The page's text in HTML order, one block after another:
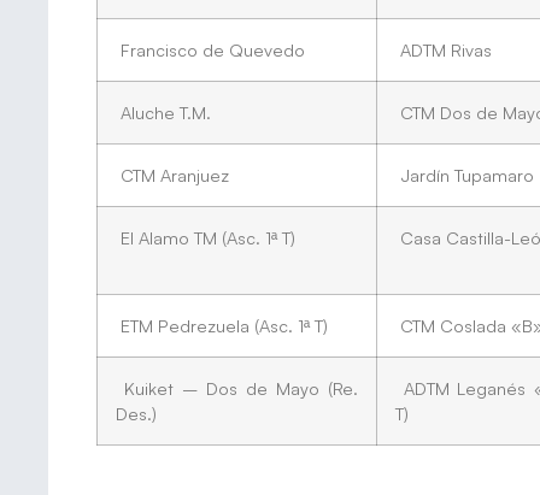
Francisco de Quevedo ADTM Rivas
Aluche T.M. CTM Dos de
CTM Aranjuez Jardín Tupamaro
El Alamo TM (Asc. 1ª T) Casa Castilla-
ETM Pedrezuela (Asc. 1ª T) CTM Coslada
Kuiket – Dos de Mayo (Re.
Des.)
ADTM Leganés
T)